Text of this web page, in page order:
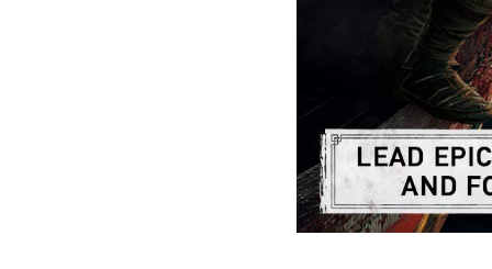
mundo vikingo de